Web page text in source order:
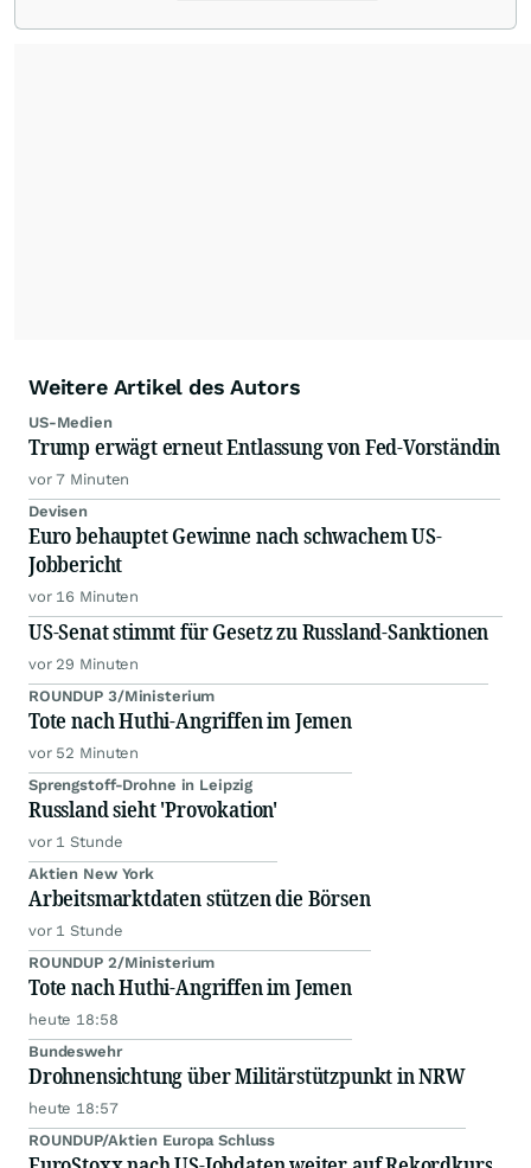
Weitere Artikel des Autors
US-Medien
Trump erwägt erneut Entlassung von Fed-Vorständin
vor 7 Minuten
Devisen
Euro behauptet Gewinne nach schwachem US-
Jobbericht
vor 16 Minuten
US-Senat stimmt für Gesetz zu Russland-Sanktionen
vor 29 Minuten
ROUNDUP 3/Ministerium
Tote nach Huthi-Angriffen im Jemen
vor 52 Minuten
Sprengstoff-Drohne in Leipzig
Russland sieht 'Provokation'
vor 1 Stunde
Aktien New York
Arbeitsmarktdaten stützen die Börsen
vor 1 Stunde
ROUNDUP 2/Ministerium
Tote nach Huthi-Angriffen im Jemen
heute 18:58
Bundeswehr
Drohnensichtung über Militärstützpunkt in NRW
heute 18:57
ROUNDUP/Aktien Europa Schluss